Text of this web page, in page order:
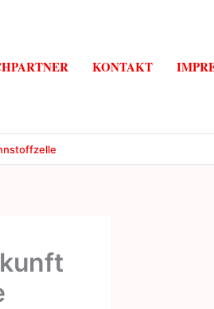
KONTAKT